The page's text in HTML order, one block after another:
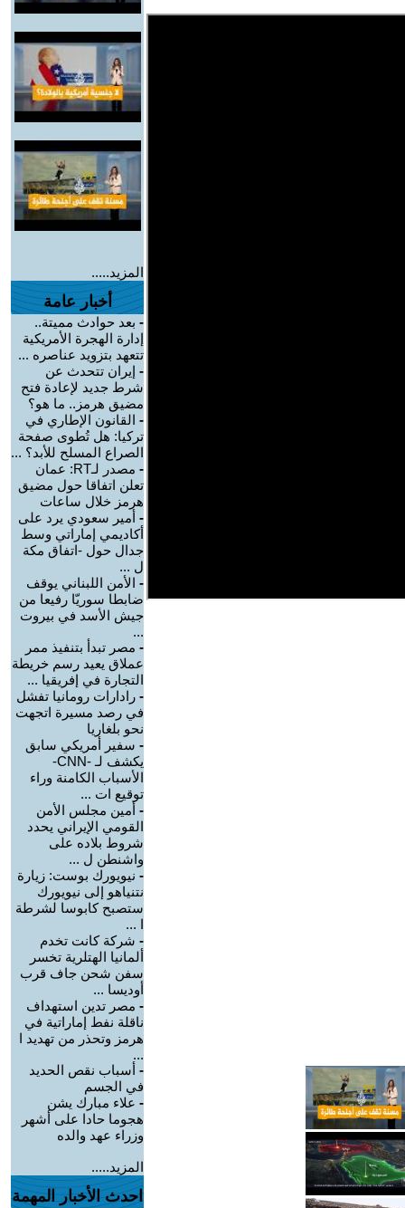
المزيد.....
أخبار عامة
- بعد حوادث مميتة..
إدارة الهجرة الأمريكية
تتعهد بتزويد عناصره ...
- إيران تتحدث عن
شرط جديد لإعادة فتح
مضيق هرمز.. ما هو؟
- القانون الإطاري في
تركيا: هل تُطوى صفحة
الصراع المسلح للأبد؟ ...
-
مصدر لـRT: عمان
تعلن اتفاقا حول مضيق
هرمز خلال ساعات
- أمير سعودي يرد على
أكاديمي إماراتي وسط
جدال حول -اتفاق مكة
ل ...
- الأمن اللبناني يوقف
ضابطا سوريّا رفيعا من
جيش الأسد في بيروت
...
- مصر تبدأ بتنفيذ ممر
عملاق يعيد رسم خريطة
التجارة في إفريقيا ...
- رادارات رومانيا تفشل
في رصد مسيرة اتجهت
نحو بلغاريا
- سفير أمريكي سابق
يكشف لـ -CNN-
الأسباب الكامنة وراء
توقيع ات ...
- أمين مجلس الأمن
القومي الإيراني يحدد
شروط بلاده على
واشنطن ل ...
- نيويورك بوست: زيارة
نتنياهو إلى نيويورك
ستصبح كابوسا لشرطة
ا ...
- شركة كانت تخدم
ألمانيا الهتلرية تخسر
سفن شحن جاف قرب
أوديسا ...
- مصر تدين استهداف
ناقلة نفط إماراتية في
هرمز وتحذر من تهديد ا
...
- أسباب نقص الحديد
في الجسم
- علاء مبارك يشن
هجوما حادا على أشهر
وزراء عهد والده
المزيد.....
احدث الأخبار المهمة